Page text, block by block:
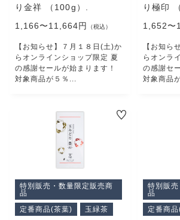
ORDER HISTORY
ショッピングガイド
SHOPPING GUIDE
当社について
お問い合わせ
CONTACT
り金祥 （100g）.
1,166〜11,664円
（税込）
【お知らせ】７月１８日(土)か
らオンラインショップ限定 夏
の感謝セールが始まります！
対象商品が５％...
り極印
1,652〜
【お知ら
らオンラ
の感謝セ
対象商品
特別販売・数量限定販売商
品
定番商品(茶葉)
玉緑茶
特別販
品
定番商